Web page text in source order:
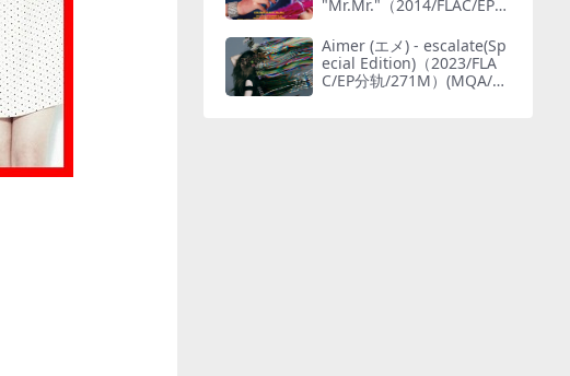
"Mr.Mr."（2014/FLAC/EP分
Aimer (エメ) - escalate(Sp
ecial Edition)（2023/FLA
C/EP分轨/271M）(MQA/24